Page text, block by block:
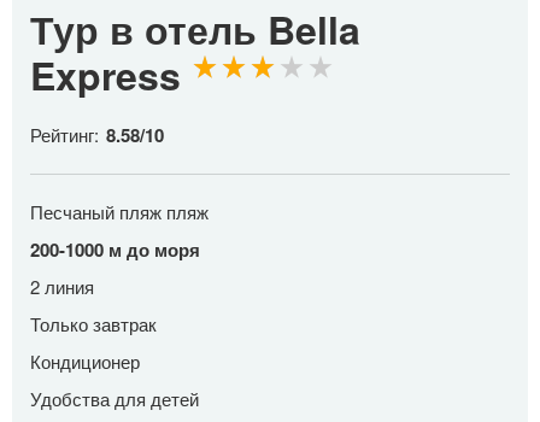
Тур в отель Bella
Express
Рейтинг: 8.58/10
Песчаный пляж пляж
200-1000 м до моря
2 линия
Только завтрак
Кондиционер
Удобства для детей